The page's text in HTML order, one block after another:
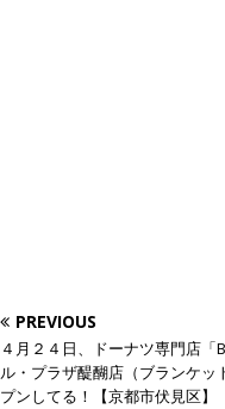
PREVIOUS
４月２４日、ドーナツ専門店「
ル・プラザ醍醐店（ブランケッ
プンしてる！【京都市伏見区】